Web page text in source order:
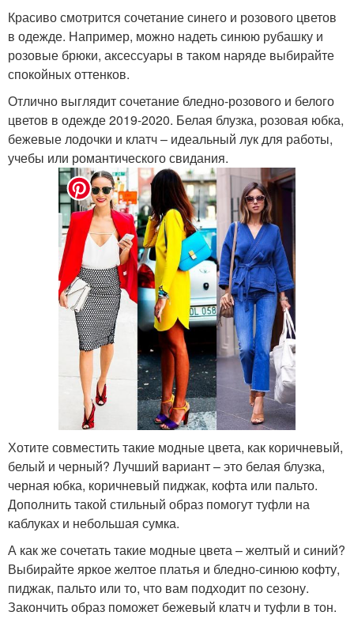
Красиво смотрится сочетание синего и розового цветов
в одежде. Например, можно надеть синюю рубашку и
розовые брюки, аксессуары в таком наряде выбирайте
спокойных оттенков.
Отлично выглядит сочетание бледно-розового и белого
цветов в одежде 2019-2020. Белая блузка, розовая юбка,
бежевые лодочки и клатч – идеальный лук для работы,
учебы или романтического свидания.
Хотите совместить такие модные цвета, как коричневый,
белый и черный? Лучший вариант – это белая блузка,
черная юбка, коричневый пиджак, кофта или пальто.
Дополнить такой стильный образ помогут туфли на
каблуках и небольшая сумка.
А как же сочетать такие модные цвета – желтый и синий?
Выбирайте яркое желтое платья и бледно-синюю кофту,
пиджак, пальто или то, что вам подходит по сезону.
Закончить образ поможет бежевый клатч и туфли в тон.